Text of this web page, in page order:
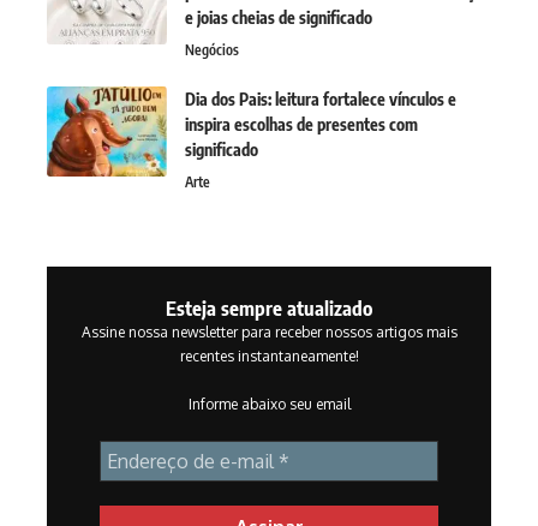
e joias cheias de significado
Negócios
Dia dos Pais: leitura fortalece vínculos e
inspira escolhas de presentes com
significado
Arte
Esteja sempre atualizado
Assine nossa newsletter para receber nossos artigos mais
recentes instantaneamente!
Informe abaixo seu email